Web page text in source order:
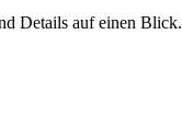
Details auf einen Blick.